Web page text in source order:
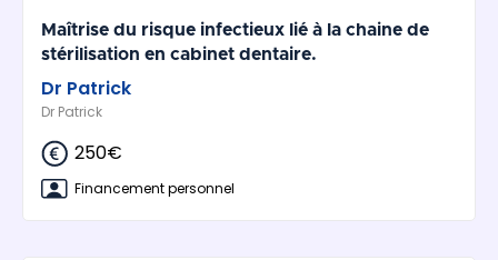
Maîtrise du risque infectieux lié à la chaine de
stérilisation en cabinet dentaire.
Dr Patrick
Dr Patrick
250€
Financement personnel